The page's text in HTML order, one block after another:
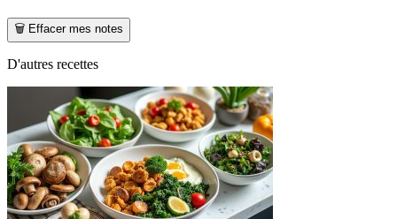
🗑️ Effacer mes notes
D'autres recettes